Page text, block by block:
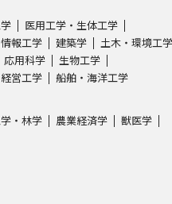
医用工学・生体工学
報工学 建築学
土木・環境工学
応用科学
生物工学
経営工学 船舶・海洋工学
・林学 農業経済学
獣医学